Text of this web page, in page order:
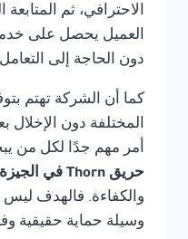
الاحترافي، ثم
العميل يحصل على خدمة
دون الحاجة إلى
كما أن الشركة تهتم
المختلفة دون الإخلال
أمر مهم جدًا لكل من
حريق Thorn في الجيزة
والكفاءة. فالهدف ليس
وسيلة حماية حقيقية